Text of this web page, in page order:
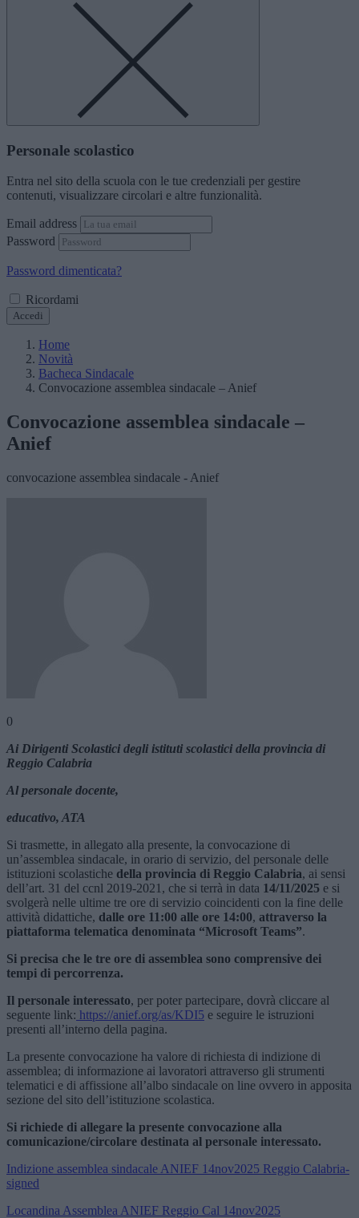
Personale scolastico
Entra nel sito della scuola con le tue credenziali per gestire
contenuti, visualizzare circolari e altre funzionalità.
Email address
Password
Password dimenticata?
Ricordami
Accedi
Home
Novità
Bacheca Sindacale
Convocazione assemblea sindacale – Anief
Convocazione assemblea sindacale –
Anief
convocazione assemblea sindacale - Anief
0
Ai Dirigenti Scolastici degli istituti scolastici della provincia di
Reggio Calabria
Al personale docente,
educativo, ATA
Si trasmette, in allegato alla presente, la convocazione di
un’assemblea sindacale, in orario di servizio, del personale delle
istituzioni scolastiche della provincia di Reggio Calabria, ai sensi
dell’art. 31 del ccnl 2019-2021, che si terrà in data 14/11/2025 e si
svolgerà nelle ultime tre ore di servizio coincidenti con la fine delle
attività didattiche, dalle ore 11:00 alle ore 14:00, attraverso la
piattaforma telematica denominata “Microsoft Teams”.
Si precisa che le tre ore di assemblea sono comprensive dei
tempi di percorrenza.
Il personale interessato, per poter partecipare, dovrà cliccare al
seguente link: https://anief.org/as/KDI5 e seguire le istruzioni
presenti all’interno della pagina.
La presente convocazione ha valore di richiesta di indizione di
assemblea; di informazione ai lavoratori attraverso gli strumenti
telematici e di affissione all’albo sindacale on line ovvero in apposita
sezione del sito dell’istituzione scolastica.
Si richiede di allegare la presente convocazione alla
comunicazione/circolare destinata al personale interessato.
Indizione assemblea sindacale ANIEF 14nov2025 Reggio Calabria-
signed
Locandina Assemblea ANIEF Reggio Cal 14nov2025